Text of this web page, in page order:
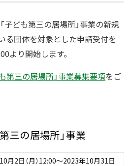
子ども第三の居場所」事業の新規
る団体を対象とした申請受付を
より開始します。
第三の居場所」事業募集要項をご
三の居場所」事業
月2日（月）12:00〜2023年10月31日